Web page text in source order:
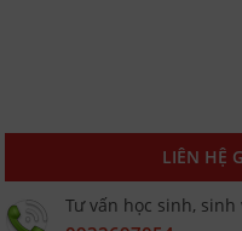
LIÊN HỆ
Tư vấn học sinh, sinh